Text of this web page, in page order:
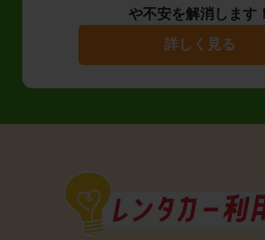
や不安を解消します！
詳しく見る